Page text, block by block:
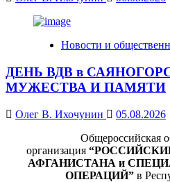
Новости и
ДЕНЬ ВДВ в
МУЖЕСТВА И ПАМЯТИ
Олег В. Ихочунин
05.08.2026
Общероссийская
организация
АФГАНИСТАНА и
ОПЕРАЦИЙ” в